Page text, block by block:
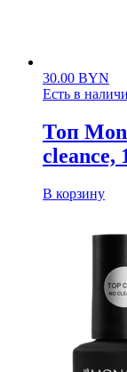
30.00 BYN
Есть в
Топ
cleance,
В корзину